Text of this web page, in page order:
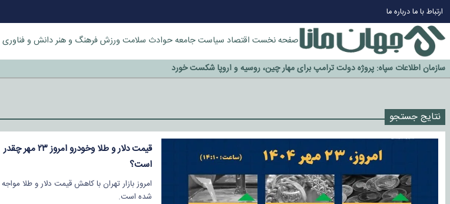
ارتباط با مادرباره ما
صفحه نخست اقتصاد سیاستجامعهحوادث سلامت ورزشفرهنگ و هنردانش و فناوری
چرا طلا دوباره افزایشی شد؟
گزینه جدایی اوسمار روی میز مدیران پرسپولیس
آیا رئیس جمهور آمریکا قانون را دور می‌زند؟
اخراج رسمی چهره نامدار از پرسپولیس
سازمان اطلاعات سپاه: پروژه دولت ترامپ برای مهار چین، روسیه و اروپا شکست خورد
نتایج جستجو
قیمت دلار و طلا وخودرو امروز ۲۳ مهر چقدر
است؟
امروز بازار تهران با کاهش قیمت دلار و طلا مواجه
شده است.